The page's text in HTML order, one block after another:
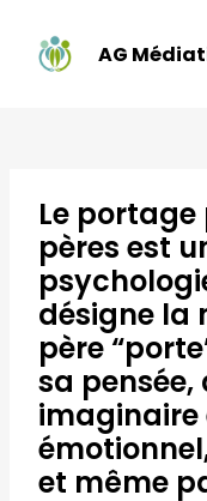
contenu
AG
Le
pères est
désigne la
père
sa pensée,
imaginaire
et même